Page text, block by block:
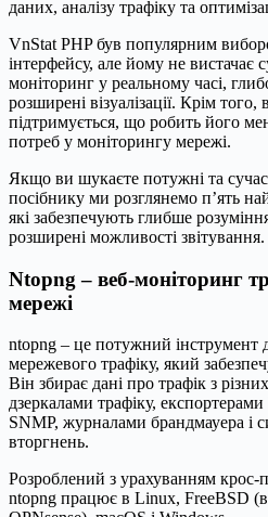
даних, аналізу трафіку та
VnStat PHP був популярним
інтерфейсу, але йому не вистачає
моніторинг у реальному часі,
розширені візуалізації. Крім
підтримується, що робить його
потреб у моніторингу мережі.
Якщо ви шукаєте потужні та
посібнику ми розглянемо п’ять
які забезпечують глибше
розширені можливості звітування.
Ntopng – веб-моніторинг
мережі
ntopng – це потужний інструмент
мережевого трафіку, який
Він збирає дані про трафік з
дзеркалами трафіку,
SNMP, журналами брандмауера і
вторгнень.
Розроблений з урахуванням крос-
ntopng працює в Linux, FreeBSD